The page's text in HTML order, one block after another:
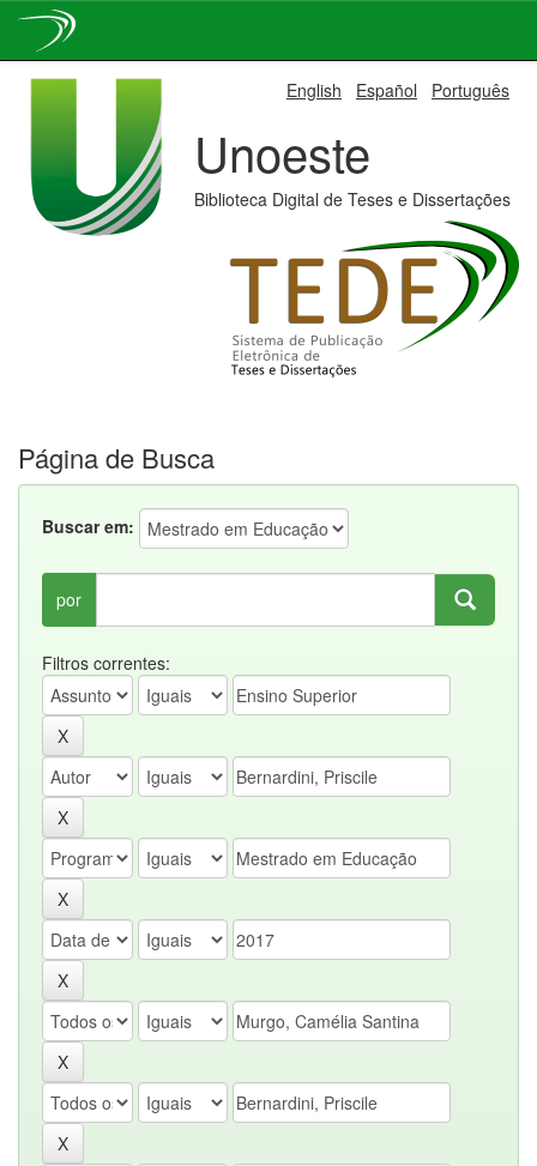
English Español Português
Unoeste
Biblioteca Digital de Teses e Dissertações
Página de Busca
Buscar em:
por
Filtros correntes: